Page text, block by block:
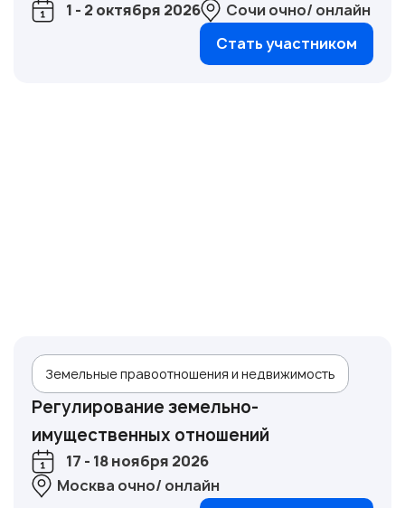
1 - 2 октября 2026
Сочи очно/ онлайн
Стать участником
Земельные правоотношения и недвижимость
Регулирование земельно-
имущественных отношений
17 - 18 ноября 2026
Москва очно/ онлайн